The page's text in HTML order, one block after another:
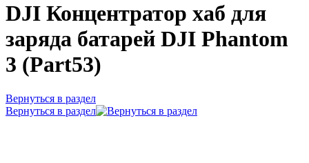
DJI Концентратор хаб для
заряда батарей DJI Phantom
3 (Part53)
Вернуться в раздел
Вернуться в раздел